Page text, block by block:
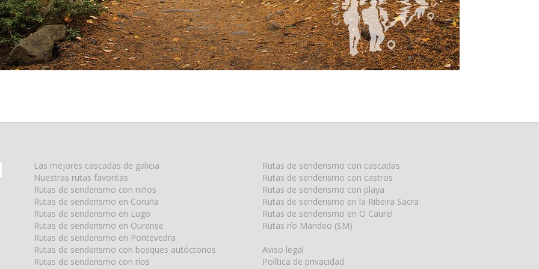
Las mejores cascadas de galicia
Nuestras rutas favoritas
Rutas de senderismo con niños
Rutas de senderismo en Coruña
Rutas de senderismo en Lugo
Rutas de senderismo en Ourense
Rutas de senderismo en Pontevedra
Rutas de senderismo con bosques autóctonos
Rutas de senderismo con ríos
Rutas de senderismo con cascadas
Rutas de senderismo con castros
Rutas de senderismo con playa
Rutas de senderismo en la Ribeira Sacra
Rutas de senderismo en O Caurel
Rutas río Mandeo (SM)
Aviso legal
Política de privacidad